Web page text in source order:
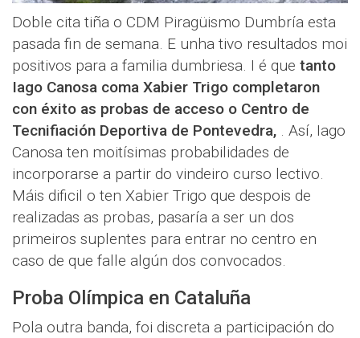
Doble cita tiña o CDM Piragüismo Dumbría esta
pasada fin de semana. E unha tivo resultados moi
positivos para a familia dumbriesa. I é que tanto
Iago Canosa coma Xabier Trigo completaron
con éxito as probas de acceso o Centro de
Tecnifiación Deportiva de Pontevedra, . Así, Iago
Canosa ten moitísimas probabilidades de
incorporarse a partir do vindeiro curso lectivo.
Máis dificil o ten Xabier Trigo que despois de
realizadas as probas, pasaría a ser un dos
primeiros suplentes para entrar no centro en
caso de que falle algún dos convocados.
Proba Olímpica en Cataluña
Pola outra banda, foi discreta a participación do